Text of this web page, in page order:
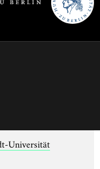
Universität